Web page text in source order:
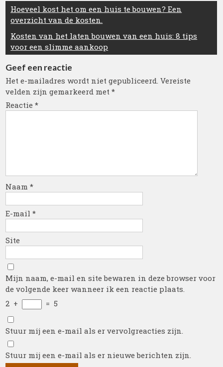
Berichtnavigatie
Hoeveel kost het om een huis te bouwen? Een
overzicht van de kosten.
Kosten van het laten bouwen van een huis: 8 tips
voor een slimme aankoop
Geef een reactie
Het e-mailadres wordt niet gepubliceerd. Vereiste
velden zijn gemarkeerd met*
Reactie*
Naam*
E-mail*
Site
Mijn naam, e-mail en site bewaren in deze browser voor
de volgende keer wanneer ik een reactie plaats.
2 + = 5
Stuur mij een e-mail als er vervolgreacties zijn.
Stuur mij een e-mail als er nieuwe berichten zijn.